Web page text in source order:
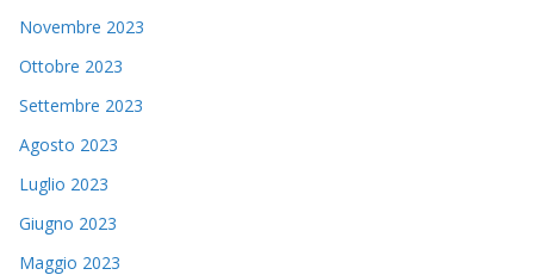
Novembre 2023
Ottobre 2023
Settembre 2023
Agosto 2023
Luglio 2023
Giugno 2023
Maggio 2023